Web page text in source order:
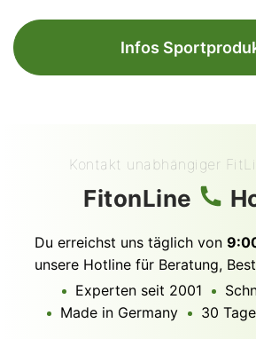
Infos
Kontakt unabhängiger
FitonLine
Du erreichst uns täglich von
unsere Hotline für Beratung,
Experten seit 2001
Made in Germany
30